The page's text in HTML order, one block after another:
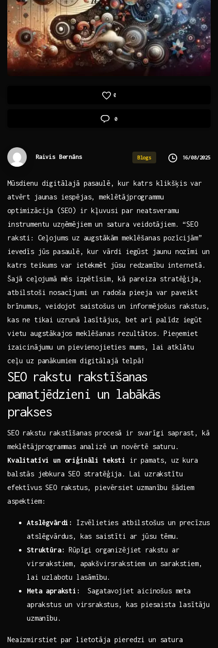
0
0
Raivis Bernāns Blogs 16/08/2025
Mūsdienu digitālajā pasaulē, kur katrs klikšķis var
atvērt jaunas iespējas, meklētājprogrammu⁢
optimizācija (SEO) ir ‍kļuvusi ⁢par neatsveramu⁣
instrumentu uzņēmējiem⁢ un⁤ satura veidotājiem. “SEO‍
raksti: ⁢Ceļojums uz augstākām ​meklēšanas pozīcijām”
ievedīs jūs pasaulē,⁢ kur vārdi iegūst jaunu nozīmi un
katrs‌ teikums var ietekmēt jūsu redzamību internetā.
⁣Šajā ceļojumā mēs‌ izpētīsim, kā pareiza stratēģija,
atbilstoši nosacījumi un radoša⁢ pieeja var paveikt
⁣brīnumus, veidojot saistošus un informējošus rakstus,
kas ne tikai uzrunā lasītājus, bet​ arī‍ palīdz ‌iegūt
vietu augstākajos​ meklēšanas⁤ rezultātos. ⁤Pieņemiet
⁢izaicinājumu un pievienojieties mums, lai atklātu
ceļu uz panākumiem digitālajā telpā!
SEO⁤ rakstu rakstīšanas
pamatjēdzieni un labākās
prakses
SEO rakstu rakstīšanas procesā ‍ir svarīgi saprast,‍ kā
⁤meklētājprogrammas analizē un novērtē saturu.⁣
Kvalitatīvi un oriģināli ‌teksti
ir pamats,⁢ uz kura
balstās jebkura SEO ⁣stratēģija. Lai uzrakstītu
efektīvus SEO⁤ rakstus, pievērsiet uzmanību šādiem
aspektiem:
Atslēgvārdi:
Izvēlieties atbilstošus un precīzus
atslēgvārdus, kas saistīti⁣ ar jūsu⁤ tēmu.
Struktūra: Rūpīgi ‍organizējiet rakstu ar
virsrakstiem, ‌apakšvirsrakstiem un sarakstiem,
lai uzlabotu ⁢lasāmību.
Meta apraksti:
‌ Sagatavojiet⁣ aicinošus meta
⁤aprakstus ‍un ‍virsrakstus, kas ​piesaista lasītāju
uzmanību.
Neaizmirstiet ‌par lietotāja pieredzi un satura